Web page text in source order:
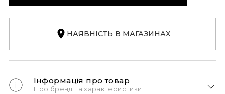
НАЯВНІСТЬ В МАГАЗИНАХ
Інформація про товар
Про бренд та характеристики